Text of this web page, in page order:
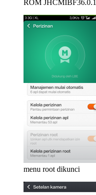
ROM JHCMIBF36.0.1
menu root dikunci